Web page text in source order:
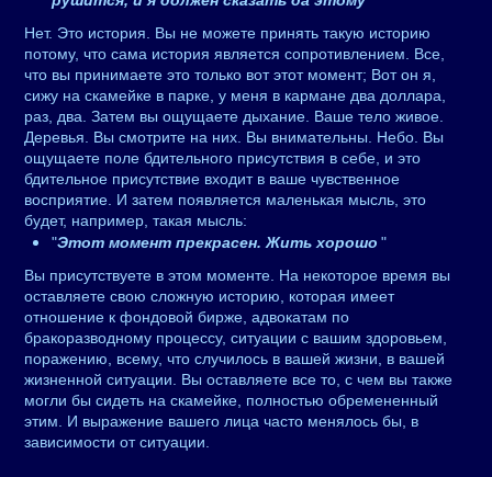
Нет. Это история. Вы не можете принять такую историю
потому, что сама история является сопротивлением. Все,
что вы принимаете это только вот этот момент; Вот он я,
сижу на скамейке в парке, у меня в кармане два доллара,
раз, два. Затем вы ощущаете дыхание. Ваше тело живое.
Деревья. Вы смотрите на них. Вы внимательны. Небо. Вы
ощущаете поле бдительного присутствия в себе, и это
бдительное присутствие входит в ваше чувственное
восприятие. И затем появляется маленькая мысль, это
будет, например, такая мысль:
"Этот момент прекрасен. Жить хорошо "
Вы присутствуете в этом моменте. На некоторое время вы
оставляете свою сложную историю, которая имеет
отношение к фондовой бирже, адвокатам по
бракоразводному процессу, ситуации с вашим здоровьем,
поражению, всему, что случилось в вашей жизни, в вашей
жизненной ситуации. Вы оставляете все то, с чем вы также
могли бы сидеть на скамейке, полностью обремененный
этим. И выражение вашего лица часто менялось бы, в
зависимости от ситуации.